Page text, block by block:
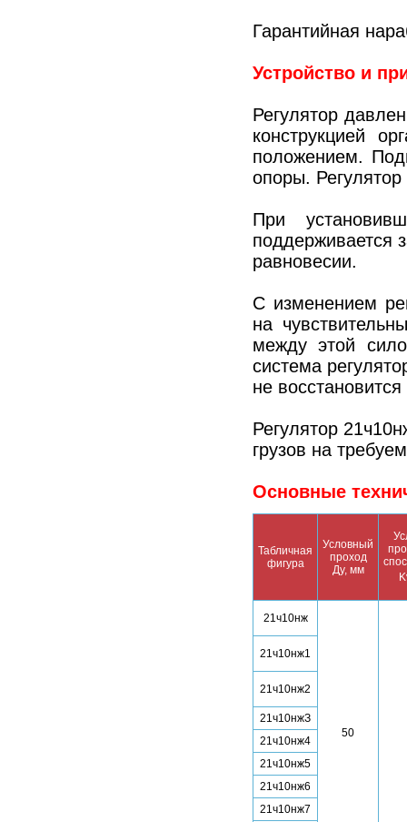
Гарантийная
Устройство и
Регулятор
конструкцией
положением.
опоры.
При
поддерживается
равновесии.
С изменением
на
между этой
система
не
Регулятор
грузов на
Основные
Табличная
фигура
Условный
проход
Ду, мм
21ч10нж
50
21ч10нж1
21ч10нж2
21ч10нжЗ
21ч10нж4
21ч10нж5
21ч10нж6
21ч10нж7